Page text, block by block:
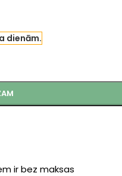
dienām.
ir bez maksas